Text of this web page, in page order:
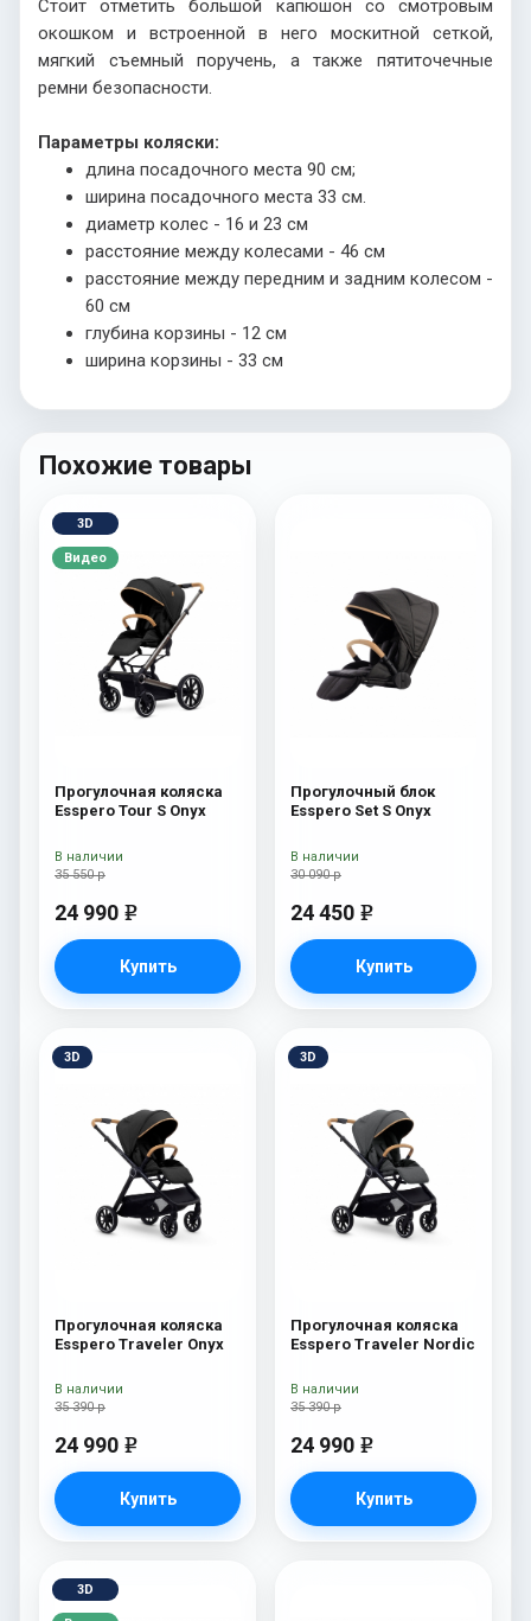
Стоит отметить большой капюшон со смотровым
окошком и встроенной в него москитной сеткой,
мягкий съемный поручень, а также пятиточечные
ремни безопасности.
Параметры коляски:
длина посадочного места 90 см;
ширина посадочного места 33 см.
диаметр колес - 16 и 23 см
расстояние между колесами - 46 см
расстояние между передним и задним колесом -
60 см
глубина корзины - 12 см
ширина корзины - 33 см
Похожие товары
3D
Видео
Прогулочная коляска
Esspero Tour S Onyx
35 550 р
24 990 e
Купить
В наличии
Прогулочный блок
Esspero Set S Onyx
30 090 р
24 450 e
Купить
В наличии
3D
Прогулочная коляска
Esspero Traveler Onyx
35 390 р
24 990 e
Купить
В наличии
3D
Прогулочная коляска
Esspero Traveler Nordic
35 390 р
24 990 e
Купить
В наличии
3D